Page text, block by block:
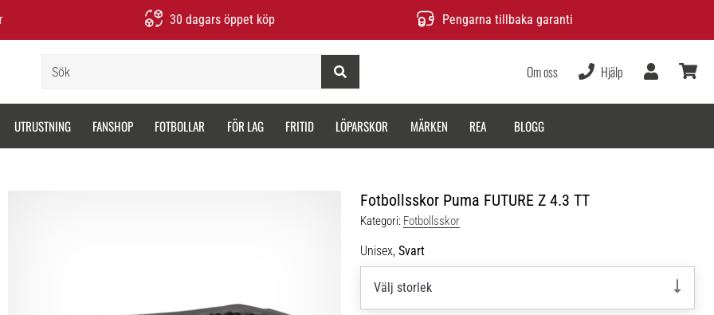
30 dagars öppet köp Pengarna tillbaka garanti
Om oss Hjälp
UTRUSTNING FANSHOP FOTBOLLAR FÖR LAG FRITID LÖPARSKOR MÄRKEN REA BLOGG
Fotbollsskor Puma FUTURE Z 4.3 TT
Kategori: Fotbollsskor
Unisex, Svart
Välj storlek